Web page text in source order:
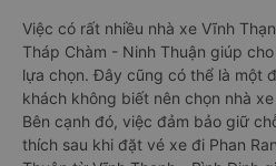
Việc có rất nhiều nhà xe Vĩnh
Tháp Chàm - Ninh Thuận giúp
lựa chọn. Đây cũng có thể là một
khách không biết nên chọn nhà
Bên cạnh đó, việc đảm bảo giữ
thích sau khi đặt vé xe đi Phan